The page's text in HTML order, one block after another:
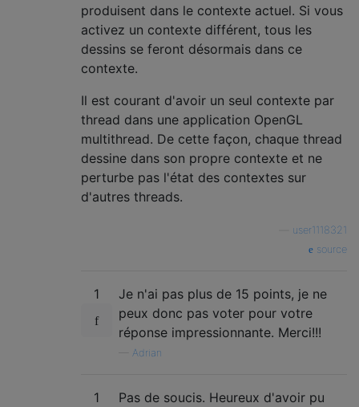
produisent dans le contexte actuel. Si vous
activez un contexte différent, tous les
dessins se feront désormais dans ce
contexte.
Il est courant d'avoir un seul contexte par
thread dans une application OpenGL
multithread. De cette façon, chaque thread
dessine dans son propre contexte et ne
perturbe pas l'état des contextes sur
d'autres threads.
user1118321
source
1
Je n'ai pas plus de 15 points, je ne
peux donc pas voter pour votre
réponse impressionnante. Merci!!!
Adrian
1
Pas de soucis. Heureux d'avoir pu